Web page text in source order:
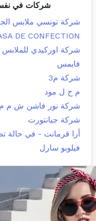
شركات في
شركة تونسي ملابس
DE CONFECTION
شركة اوركيدي للملابس
فايمس
شركة م3
م ح ل مود
شركة نور فاشن ش م م
شركة جيانتورت
أرا قرمانت - في حالة
فيلوبو سارل